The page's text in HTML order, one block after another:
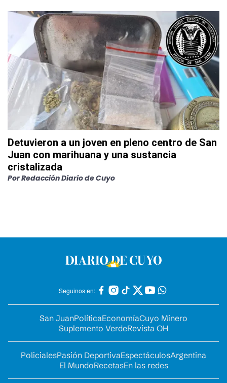
Detuvieron a un joven en pleno centro de San
Juan con marihuana y una sustancia
cristalizada
PorRedacción Diario de Cuyo
Seguinos en:
San JuanPolíticaEconomíaCuyo Minero
Suplemento VerdeRevista OH
PolicialesPasión DeportivaEspectáculosArgentina
El MundoRecetasEn las redes